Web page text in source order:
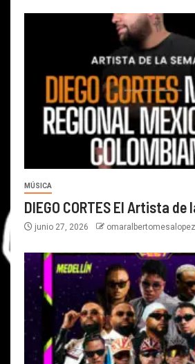
MÚSICA
DIEGO CORTES El Artista de
junio 27, 2026